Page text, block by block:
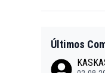
Últimos